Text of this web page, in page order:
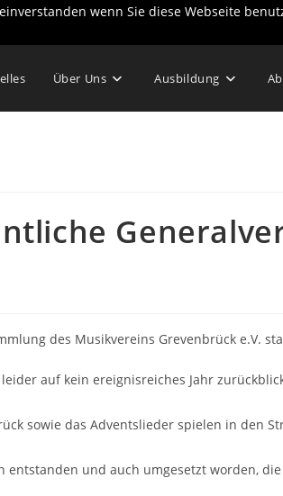
wenn Sie diese Webseite
Über Uns Ausbildung
des Musikvereins Grevenbrück e.V.
auf kein ereignisreiches Jahr
sowie das Adventslieder spielen in den
und auch umgesetzt worden,